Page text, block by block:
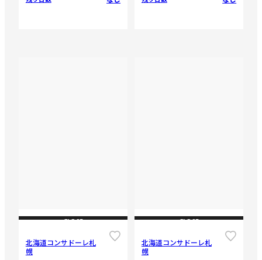
CLOSE
北海道コンサドーレ札
幌
CLOSE
北海道コンサドーレ札
幌